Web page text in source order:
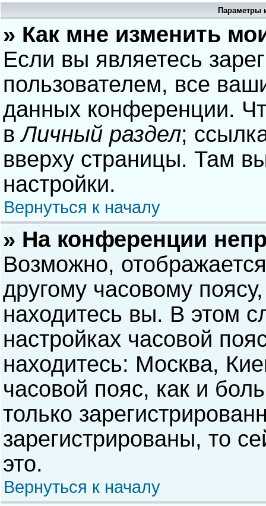
Параметры
» Как мне изменить
Если вы являетесь
пользователем, все
данных конференции.
вЛичный раздел;
вверху страницы. Там
настройки.
Вернуться к началу
» На конференции
Возможно,
другому часовому
находитесь вы. В этом
настройках часовой
находитесь: Москва,
часовой пояс, как и
только
зарегистрированы, то
это.
Вернуться к началу